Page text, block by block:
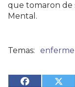
que tomaron de
Mental.